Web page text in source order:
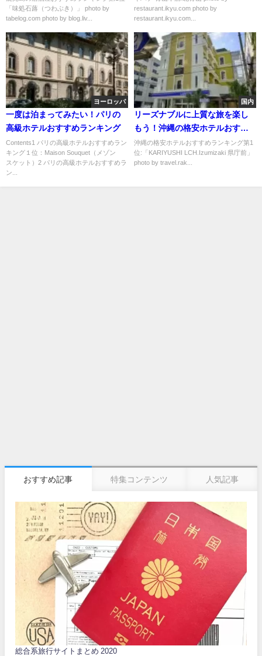
「味処石蕗（つわぶき）」 photo by
tabelog.com photo by blog.liv...
restaurant.ikyu.com photo by
restaurant.ikyu.com...
ヨーロッパ
一度は泊まってみたい！パリの
高級ホテルおすすめランキング
Contents1 パリの高級ホテルおすすめラン
キング１位：Maison Souquet（メゾン
スケット）2 パリの高級ホテルおすすめラ
ン...
国内
リーズナブルに上質な旅を楽し
もう！沖縄の格安ホテルおすす
めランキング
沖縄の格安ホテルおすすめランキング第1
位:「KARIYUSHI LCH.Izumizaki 県庁前」
photo by travel.rak...
おすすめ記事 特集コンテンツ 人気記事
総合系旅行サイトまとめ 2020